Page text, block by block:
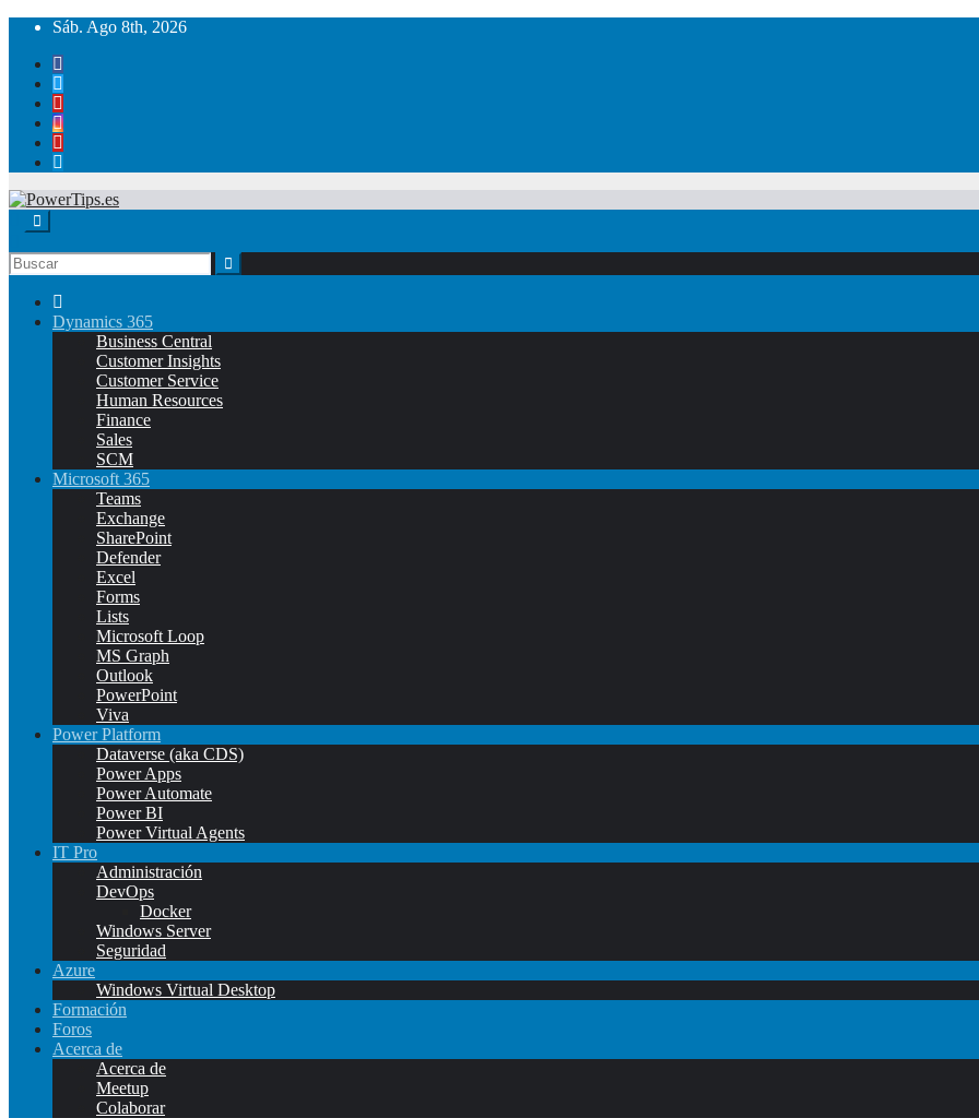
Sáb. Ago 8th, 2026
Dynamics 365
Business Central
Customer Insights
Customer Service
Human Resources
Finance
Sales
SCM
Microsoft 365
Teams
Exchange
SharePoint
Defender
Excel
Forms
Lists
Microsoft Loop
MS Graph
Outlook
PowerPoint
Viva
Power Platform
Dataverse (aka CDS)
Power Apps
Power Automate
Power BI
Power Virtual Agents
IT Pro
Administración
DevOps
Docker
Windows Server
Seguridad
Azure
Windows Virtual Desktop
Formación
Foros
Acerca de
Acerca de
Meetup
Colaborar